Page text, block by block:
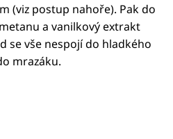
(viz postup nahoře). Pak do
a vanilkový extrakt
se vše nespojí do hladkého
mrazáku.